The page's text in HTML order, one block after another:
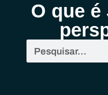
O que é